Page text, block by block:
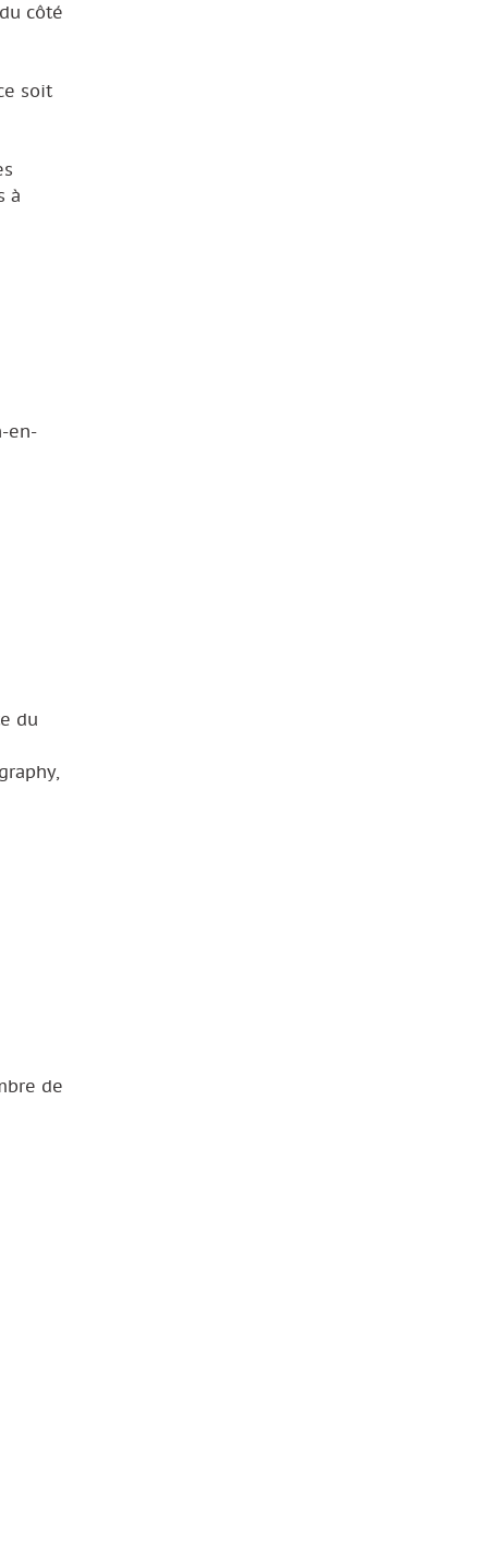
côté
soit
à
en-
du
de